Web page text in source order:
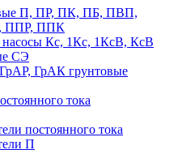
П, ПР, ПК, ПБ, ПВП,
ППР, ППК
насосы Кс, 1Кс, 1КсВ, КсВ
СЭ
ГрАК грунтовые
тока
постоянного тока
П